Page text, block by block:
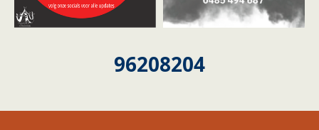
96208204